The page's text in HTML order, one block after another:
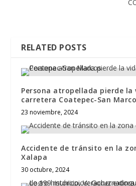
RELATED POSTS
Persona atropellada pierde la
carretera Coatepec-San
23 noviembre, 2024
Accidente de tránsito en la
Xalapa
30 octubre, 2024